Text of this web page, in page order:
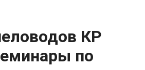
КР
по